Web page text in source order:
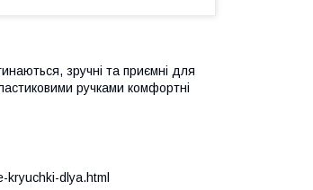
зручні та приємні для
ручками комфортні
kryuchki-dlya.html